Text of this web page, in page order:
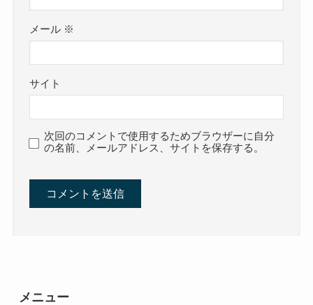
メール ※
サイト
次回のコメントで使用するためブラウザーに自分
の名前、メールアドレス、サイトを保存する。
メニュー